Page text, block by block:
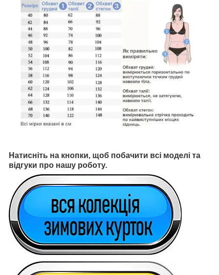
Натисніть на кнопки, щоб побачити всі моделі та
відгуки про нашу роботу.